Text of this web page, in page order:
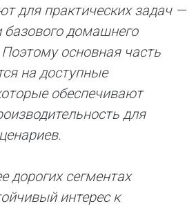
для практических задач —
домашнего
основная часть
на доступные
обеспечивают
для
дорогих сегментах
интерес к